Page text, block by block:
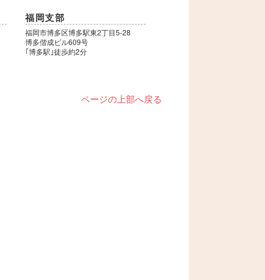
福岡支部
福岡市博多区博多駅東2丁目5-28
博多偕成ビル609号
｢博多駅｣徒歩約2分
ページの上部へ戻る